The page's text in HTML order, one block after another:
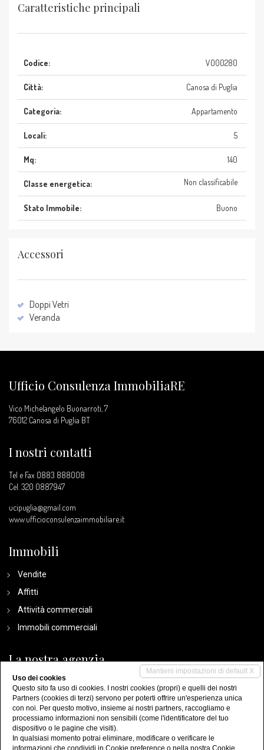
Caratteristiche principali
Codice: V000280
Città: Canosa di Puglia
Categoria: Appartamento
Locali: 5
Mq: 140
Classe energetica: Non classificabile
Stato Immobile: Buono
Accessori
Doppi Vetri
Veranda
Ufficio Consulenza ImmobiliaRE
Vico Michelangelo Buonarroti, 7
76012 Canosa di Puglia BT
I nostri contatti
Tel e Fax 0883 888008
Cel. 320 0887947
ucipuglia@gmail.com
www.ufficioconsulenzaimmobiliare.it
Immobili
Vendite
Affitti
Attività commerciali
Immobili commerciali
La nostra agenzia
Chi siamo
Servizi
Contatti
Mantieni impostazioni di default X
Uso dei cookies
Questo sito fa uso di cookies. I nostri cookies (propri) e quelli dei nostri
Partners (cookies di terzi) servono per poterti offrire un'esperienza unica
con noi. Per questo motivo, insieme ai nostri partners, raccogliamo e
processiamo informazioni non sensibili (come l'identificatore del tuo
dispositivo o le pagine che visiti).
In qualsiasi momento potrai eliminare, modificare o verificare le
informazioni che condividi in Cookie preference o nella nostra Cookie